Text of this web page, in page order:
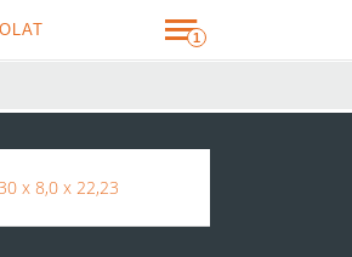
x 8,0 x 22,23